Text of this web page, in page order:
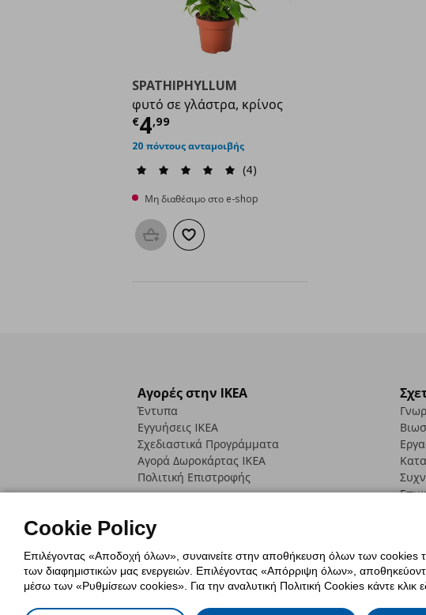
SPATHIPHYLLUM
φυτό σε γλάστρα, κρίνος
€4,99
Τρέχουσα τιμή
20 πόντους ανταμοιβής
(4)
Μη διαθέσιμο στο e-shop
Προσθήκη στο καλάθι
Προσθήκη στα αγαπημένα
Αγορές στην IKEA
Έντυπα
Εγγυήσεις IKEA
Σχεδιαστικά Προγράμματα
Αγορά Δωρoκάρτας IKEA
Πολιτική Επιστροφής
Πολιτική Cookies Δήλωση ψηφιακής
Cookie Policy
Επιλέγοντας «Αποδοχή όλων», συναινείτε στην αποθήκευση όλων των cookies
των διαφημιστικών μας ενεργειών. Επιλέγοντας «Απόρριψη όλων»,
μέσω των «Ρυθμίσεων cookies». Για την αναλυτική Πολιτική Cookies κάντε κλικ